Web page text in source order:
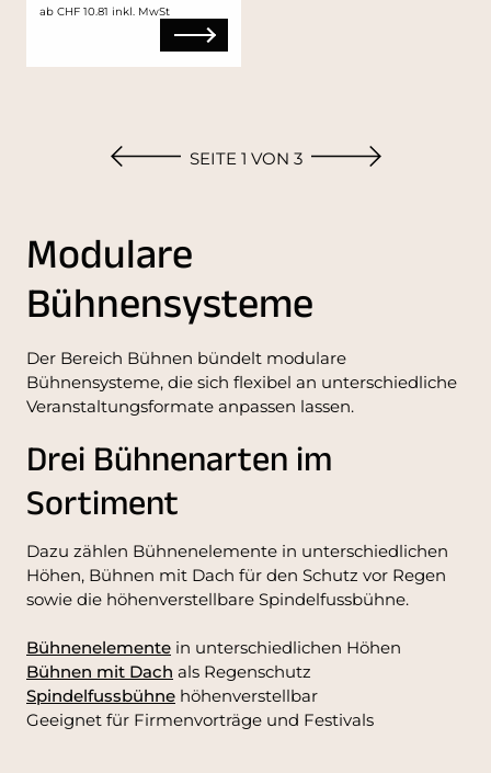
ab CHF 10.81 inkl. MwSt
SEITE 1 VON 3
Modulare
Bühnensysteme
Der Bereich Bühnen bündelt modulare
Bühnensysteme, die sich flexibel an unterschiedliche
Veranstaltungsformate anpassen lassen.
Drei Bühnenarten im
Sortiment
Dazu zählen Bühnenelemente in unterschiedlichen
Höhen, Bühnen mit Dach für den Schutz vor Regen
sowie die höhenverstellbare Spindelfussbühne.
Bühnenelemente in unterschiedlichen Höhen
Bühnen mit Dach als Regenschutz
Spindelfussbühne höhenverstellbar
Geeignet für Firmenvorträge und Festivals